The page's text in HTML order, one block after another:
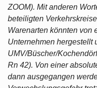
ZOOM). Mit anderen
beteiligten
Warenarten könnten von
Unternehmen hergestellt
UMV/Büscher/
Rn 42). Von einer
dann ausgegangen